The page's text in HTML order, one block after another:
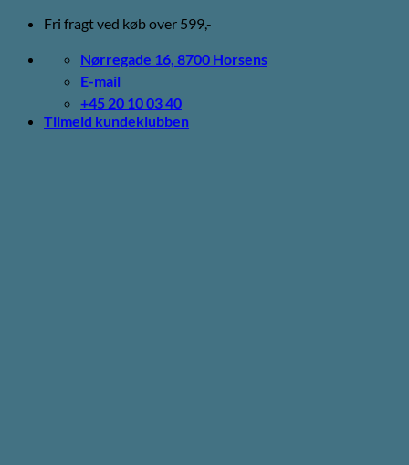
Fortsæt
indhold
Fri fragt ved køb over 599,-
Nørregade 16, 8700 Horsens
E-mail
+45 20 10 03 40
Tilmeld kundeklubben